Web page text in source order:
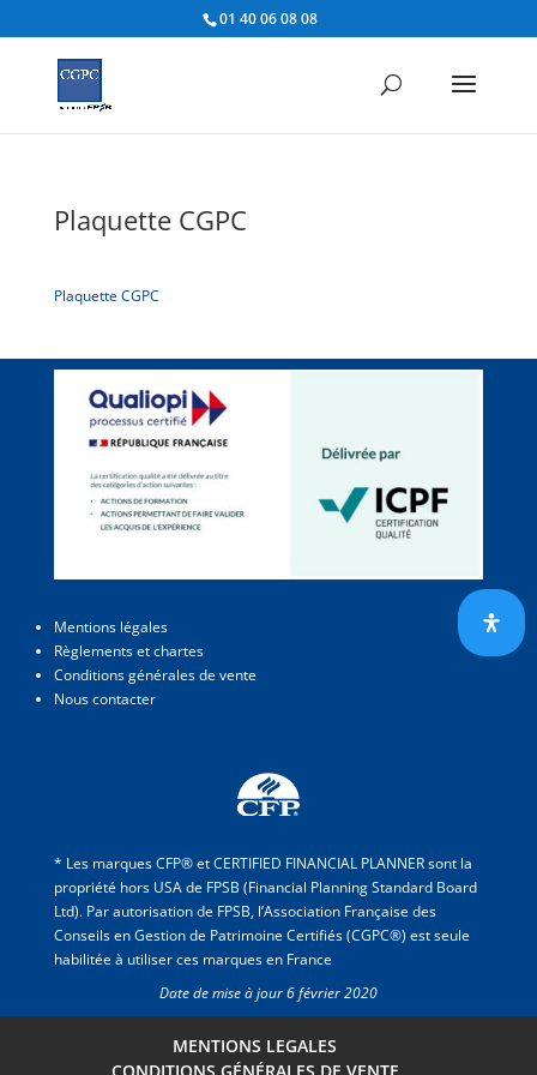
01 40 06 08 08
Plaquette CGPC
Plaquette CGPC
Mentions légales
Règlements et chartes
Conditions générales de vente
Nous contacter
* Les marques CFP® et CERTIFIED FINANCIAL PLANNER sont la
propriété hors USA de FPSB (Financial Planning Standard Board
Ltd). Par autorisation de FPSB, l’Association Française des
Conseils en Gestion de Patrimoine Certifiés (CGPC®) est seule
habilitée à utiliser ces marques en France
Date de mise à jour 6 février 2020
MENTIONS LEGALES